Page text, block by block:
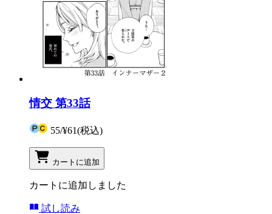
情交 第33話
55/¥61(税込)
カートに追加
カートに追加しました
試し読み